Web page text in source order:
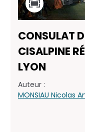
CONSULAT
CISALPINE
LYON
Auteur :
MONSIAU Nicolas